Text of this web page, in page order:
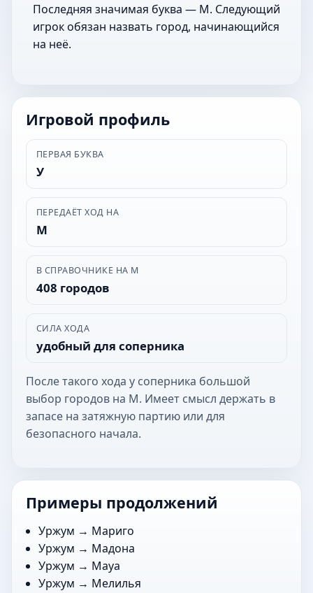
Последняя значимая буква — М. Следующий
игрок обязан назвать город, начинающийся
на неё.
Игровой профиль
ПЕРВАЯ БУКВА
У
ПЕРЕДАЁТ ХОД НА
М
В СПРАВОЧНИКЕ НА М
408 городов
СИЛА ХОДА
удобный для соперника
После такого хода у соперника большой
выбор городов на М. Имеет смысл держать в
запасе на затяжную партию или для
безопасного начала.
Примеры продолжений
Уржум → Мариго
Уржум → Мадона
Уржум → Мауа
Уржум → Мелилья